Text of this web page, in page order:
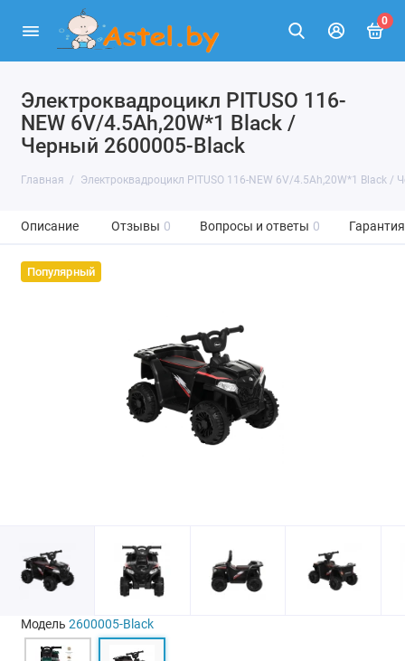
0
Электроквадроцикл PITUSO 116-
NEW 6V/4.5Ah,20W*1 Black /
Черный 2600005-Black
Главная Электроквадроцикл PITUSO 116-NEW 6V/4.5Ah,20W*1 Black /
Описание Отзывы 0 Вопросы и ответы 0 Гарантия
Популярный
Модель 2600005-Black